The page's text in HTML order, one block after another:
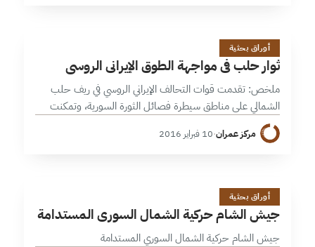
ث
25 دقائق
أوراق بحثية
ثوار حلب في مواجهة الطوق الإيراني الروسي
ملخص: تقدمت قوات التحالف الإيراني الروسي في ريف حلب
الشمالي على مناطق سيطرة فصائل الثورة السورية، وتمكنت
من الوصول إلى نبّل والزهراء، ووضع جبهة حلب أمام خارطة
ميدانية جديدة ومتطورة…
مركز عمران·10 فبراير 2016
ج
13 دقائق
أوراق بحثية
جيش الشام حركية الشمال السوري المستدامة
جيش الشام حركية الشمال السوري المستدامة